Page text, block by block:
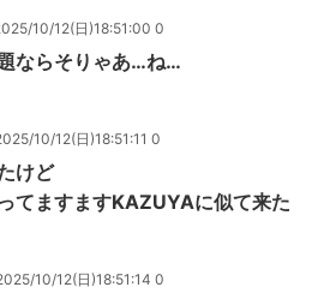
10/12(日)18:51:00 0
ならそりゃあ…ね…
10/12(日)18:51:11 0
けど
てますますKAZUYAに似て来た
10/12(日)18:51:14 0